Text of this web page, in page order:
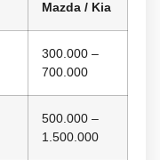
Mazda / Kia
300.000 –
700.000
500.000 –
1.500.000